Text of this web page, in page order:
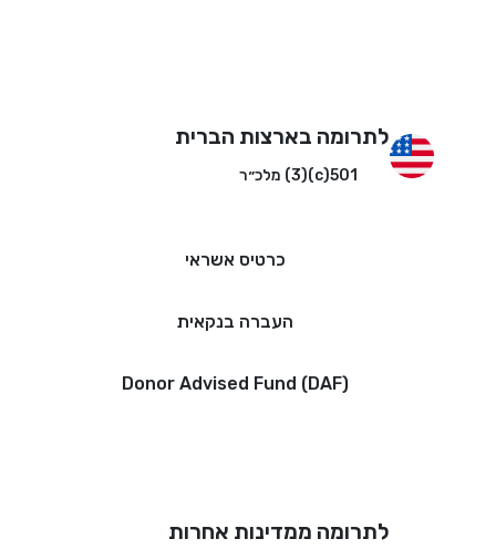
לתרומה בארצות הברית
501(c)(3) מלכ״ר
כרטיס אשראי
העברה בנקאית
Donor Advised Fund (DAF)
לתרומה ממדינות אחרות